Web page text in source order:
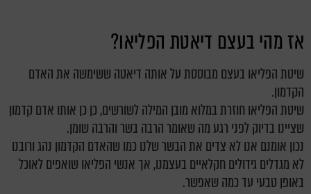
אז מהי בעצם דיאטת הפליאו?
שיטת הפליאו בעצם מבוססת על אותה דיאטה ששימשה את האדם
הקדמון.
שיטת הפליאו חוזרת במלוא מובן המילה לשורשים, כן כן אותו אדם קדמון
שציינו בדיוק לפני רגע מה שאומר הרבה בשר והרבה שומן.
נכון אומנם אנו לא צדים את הבשר שלנו כמו שהאדם הקדמון נהג ורובנו
לא מגדלים גידולים חקלאיים בעצמנו, אך אנשי הפליאו שואפים לאוכל
באופן טבעי עד כמה שאפשר.